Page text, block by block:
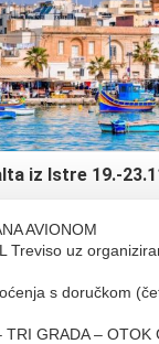
iz Istre 19.-
AVIONOM
Treviso uz
s doručkom
TRI GRADA – OTOK